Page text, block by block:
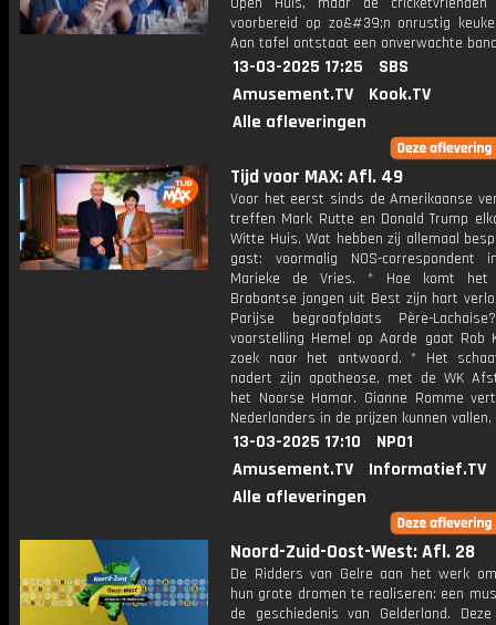
voorbereid op zo&#39;n onrustig
Aan tafel ontstaat een onverwachte
13-03-2025 17:25
SBS
Amusement.TV
Kook.TV
Alle afleveringen
Tijd voor MAX: Afl. 49
Voor het eerst sinds de Amerikaanse
treffen Mark Rutte en Donald Trump
Witte Huis. Wat hebben zij allemaal
gast: voormalig NOS-correspondent
Marieke de Vries. * Hoe komt
Brabantse jongen uit Best zijn hart
Parijse begraafplaats Père-
voorstelling Hemel op Aarde gaat Rob
zoek naar het antwoord. * Het
nadert zijn apotheose, met de WK
het Noorse Hamar. Gianne Romme
Nederlanders in de prijzen kunnen vallen.
13-03-2025 17:10
NPO1
Amusement.TV
Informatief.TV
Alle afleveringen
Noord-Zuid-Oost-West: Afl. 28
De Ridders van Gelre aan het werk
hun grote dromen te realiseren: een
de geschiedenis van Gelderland.